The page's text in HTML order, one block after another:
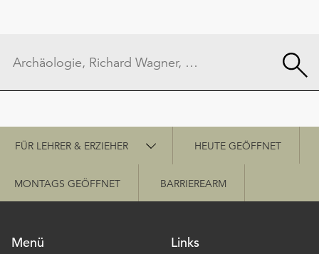
Schnellzugriff
FÜR LEHRER & ERZIEHER HEUTE GEÖFFNET
MONTAGS GEÖFFNET BARRIEREARM
Menü
Links